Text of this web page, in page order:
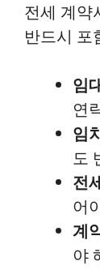
전세 계약
반드시 포
임
연
임
도
전
어
계
야